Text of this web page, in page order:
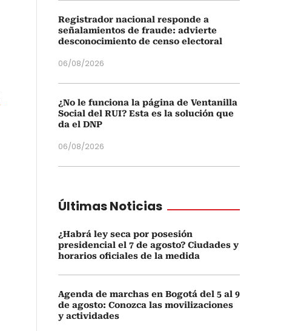
Registrador nacional responde a
señalamientos de fraude: advierte
desconocimiento de censo electoral
06/08/2026
¿No le funciona la página de Ventanilla
Social del RUI? Esta es la solución que
da el DNP
06/08/2026
Últimas Noticias
¿Habrá ley seca por posesión
presidencial el 7 de agosto? Ciudades y
horarios oficiales de la medida
Agenda de marchas en Bogotá del 5 al 9
de agosto: Conozca las movilizaciones
y actividades